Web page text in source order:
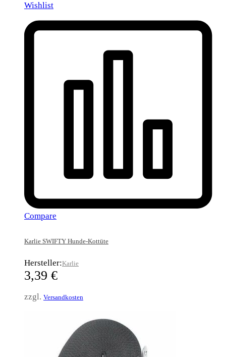
Wishlist
Compare
Karlie SWIFTY Hunde-Kottüte
Hersteller:Karlie
3,39 €
zzgl. Versandkosten